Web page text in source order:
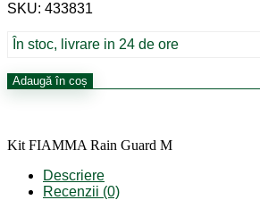
a
322,13 lei.
SKU: 433831
În stoc, livrare in 24 de ore
Cantitate
Guard
Adaugă în coș
Kit FIAMMA Rain Guard M
Descriere
Recenzii (0)